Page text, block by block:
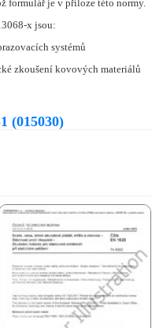
formulář je v příloze této normy.
x jsou:
systémů
zkoušení kovových materiálů
(015030)